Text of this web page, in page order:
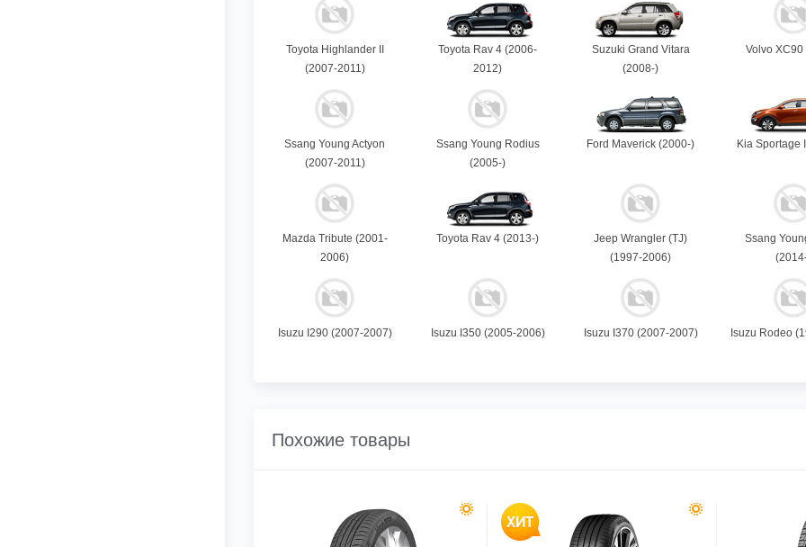
Toyota Highlander II
(2007-2011)
Toyota Rav 4 (2006-
2012)
Suzuki Grand Vitara
(2008-)
Volvo XC90
Ssang Young Actyon
(2007-2011)
Ssang Young Rodius
(2005-)
Ford Maverick (2000-) Kia Sportage
Mazda Tribute (2001-
2006)
Toyota Rav 4 (2013-)
Jeep Wrangler (TJ)
(1997-2006)
Ssang
Isuzu I290 (2007-2007) Isuzu I350 (2005-2006) Isuzu I370 (2007-2007) Isuzu Rodeo
Похожие товары